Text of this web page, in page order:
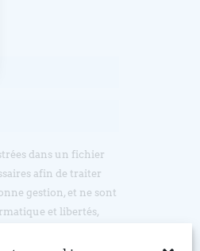
dans un fichier
afin de traiter
gestion, et ne sont
et libertés,
en écrivant par